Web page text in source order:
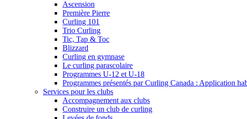
Ascension
Première Pierre
Curling 101
Trio Curling
Tic, Tap & Toc
Blizzard
Curling en gymnase
Le curling parascolaire
Programmes U-12 et U-18
Programmes présentés par Curling Canada : Application
Services pour les clubs
Accompagnement aux clubs
Construire un club de curling